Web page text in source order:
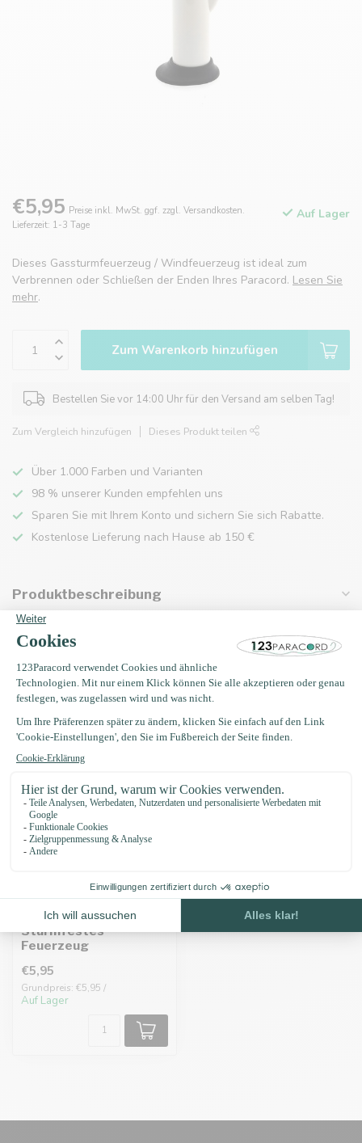
€5,95 Preise inkl. MwSt. ggf. zzgl. Versandkosten.
Lieferzeit: 1-3 Tage
Auf Lager
Dieses Gassturmfeuerzeug / Windfeuerzeug ist ideal zum
Verbrennen oder Schließen der Enden Ihres Paracord. Lesen Sie
mehr.
Zum Warenkorb hinzufügen
Bestellen Sie vor 14:00 Uhr für den Versand am selben Tag!
Zum Vergleich hinzufügen Dieses Produkt teilen
Über 1.000 Farben und Varianten
98 % unserer Kunden empfehlen uns
Sparen Sie mit Ihrem Konto und sichern Sie sich Rabatte.
Kostenlose Lieferung nach Hause ab 150 €
Produktbeschreibung
Eigenschaften
Sturmfestes
Feuerzeug
€5,95
Grundpreis: €5,95 /
Auf Lager